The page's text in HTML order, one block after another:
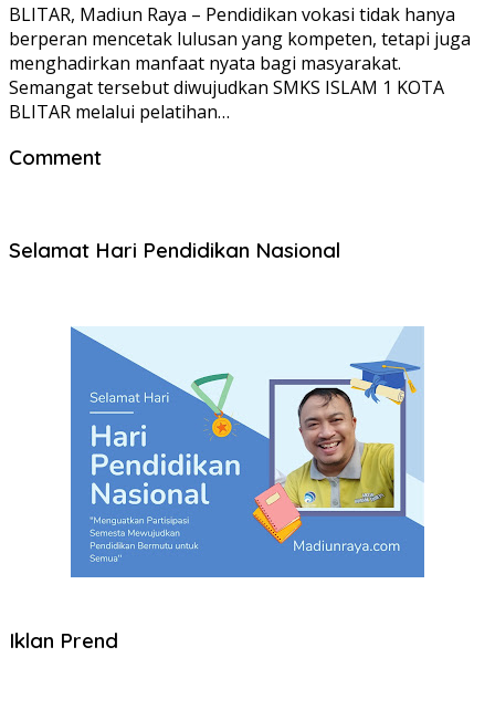
BLITAR, Madiun Raya – Pendidikan vokasi tidak hanya
berperan mencetak lulusan yang kompeten, tetapi juga
menghadirkan manfaat nyata bagi masyarakat.
Semangat tersebut diwujudkan SMKS ISLAM 1 KOTA
BLITAR melalui pelatihan…
Comment
Selamat Hari Pendidikan Nasional
Iklan Prend